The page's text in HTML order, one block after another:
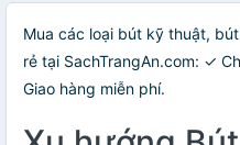
Mua các loại bút kỹ thuật,
rẻ tại SachTrangAn.com: ✓
Giao hàng miễn phí.